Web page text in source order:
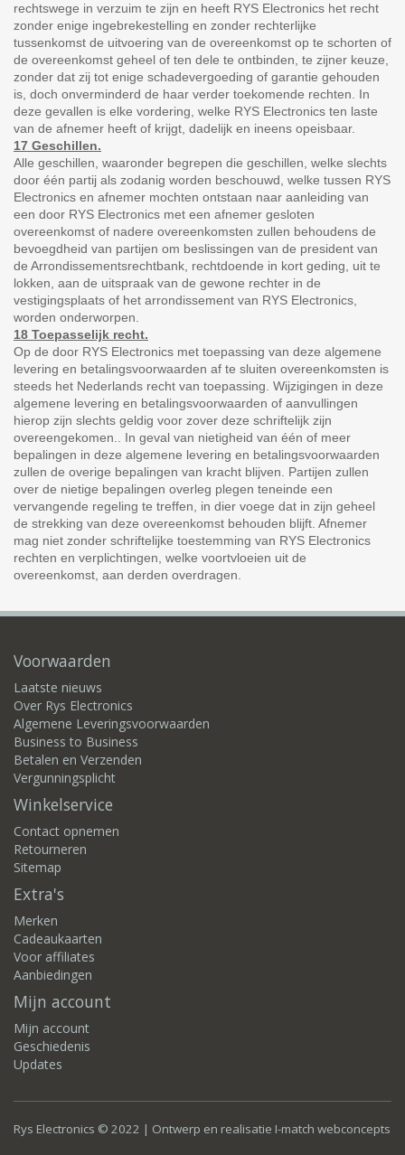
rechtswege in verzuim te zijn en heeft RYS Electronics het recht
zonder enige ingebrekestelling en zonder rechterlijke
tussenkomst de uitvoering van de overeenkomst op te schorten of
de overeenkomst geheel of ten dele te ontbinden, te zijner keuze,
zonder dat zij tot enige schadevergoeding of garantie gehouden
is, doch onverminderd de haar verder toekomende rechten. In
deze gevallen is elke vordering, welke RYS Electronics ten laste
van de afnemer heeft of krijgt, dadelijk en ineens opeisbaar.
17 Geschillen.
Alle geschillen, waaronder begrepen die geschillen, welke slechts
door één partij als zodanig worden beschouwd, welke tussen RYS
Electronics en afnemer mochten ontstaan naar aanleiding van
een door RYS Electronics met een afnemer gesloten
overeenkomst of nadere overeenkomsten zullen behoudens de
bevoegdheid van partijen om beslissingen van de president van
de Arrondissementsrechtbank, rechtdoende in kort geding, uit te
lokken, aan de uitspraak van de gewone rechter in de
vestigingsplaats of het arrondissement van RYS Electronics,
worden onderworpen.
18 Toepasselijk recht.
Op de door RYS Electronics met toepassing van deze algemene
levering en betalingsvoorwaarden af te sluiten overeenkomsten is
steeds het Nederlands recht van toepassing. Wijzigingen in deze
algemene levering en betalingsvoorwaarden of aanvullingen
hierop zijn slechts geldig voor zover deze schriftelijk zijn
overeengekomen.. In geval van nietigheid van één of meer
bepalingen in deze algemene levering en betalingsvoorwaarden
zullen de overige bepalingen van kracht blijven. Partijen zullen
over de nietige bepalingen overleg plegen teneinde een
vervangende regeling te treffen, in dier voege dat in zijn geheel
de strekking van deze overeenkomst behouden blijft. Afnemer
mag niet zonder schriftelijke toestemming van RYS Electronics
rechten en verplichtingen, welke voortvloeien uit de
overeenkomst, aan derden overdragen.
Voorwaarden
Laatste nieuws
Over Rys Electronics
Algemene Leveringsvoorwaarden
Business to Business
Betalen en Verzenden
Vergunningsplicht
Winkelservice
Contact opnemen
Retourneren
Sitemap
Extra's
Merken
Cadeaukaarten
Voor affiliates
Aanbiedingen
Mijn account
Mijn account
Geschiedenis
Updates
Rys Electronics © 2022 | Ontwerp en realisatie I-match webconcepts